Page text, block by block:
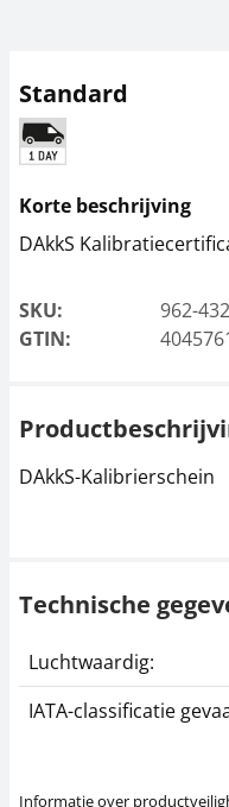
Standard
Korte beschrijving
DAkkS
SKU:
962-432
GTIN:
DAkkS-Kalibrierschein
Technische
Luchtwaardig:
IATA-classificatie
Informatie over